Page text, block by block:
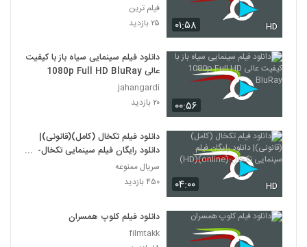
20
فیلم ایرانی من کارگرم
۲,۱۲۳ بازدید
دانلود فیلم سینمایی بیتابی بیتا
22
دانلود فیلم اطراف آرامش با کیفیت عالی
دانلود فیلم بغض با کیفیت عالی
۱,۵۰۱ بازدید
دانلود فیلم قصه پریا به کارگردانی فریدون
۰۱:۵۸ HD
فیلم ترین
۲۵ بازدید
۰۰:۵۶
دانلود فیلم سینمایی سیاه باز با کیفیت
عالی 1080p Full HD BluRay
jahangardi
۲۰ بازدید
۰۴:۰۰ HD
دانلود فیلم تکخال (کامل)(قانونی)|
دانلود رایگان فیلم سینمایی تکخال-
(online)(HD)
سریال ممنوعه
۴۵۰ بازدید
دانلود فیلم کلوپ همسران
filmtakk